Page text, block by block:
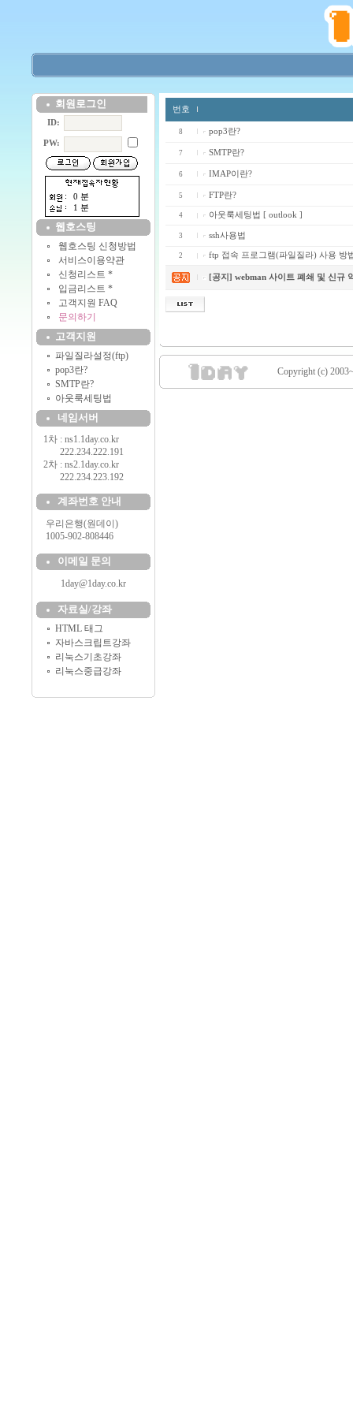
회원로그인
ID:
PW:
0 분
1 분
웹호스팅
웹호스팅 신청방법
서비스이용약관
신청리스트 *
입금리스트 *
고객지원 FAQ
문의하기
고객지원
파일질라설정(ftp)
pop3란?
SMTP란?
아웃룩세팅법
네임서버
1차 : ns1.1day.co.kr
222.234.222.191
2차 : ns2.1day.co.kr
222.234.223.192
계좌번호 안내
우리은행(원데이)
1005-902-808446
이메일 문의
1day@1day.co.kr
자료실/강좌
HTML 태그
자바스크립트강좌
리눅스기초강좌
리눅스중급강좌
번호
8 pop3란?
7 SMTP란?
6 IMAP이란?
5 FTP란?
4 아웃룩세팅법 [ outlook ]
3 ssh사용법
2 ftp 접속 프로그램(파일질라) 사용 방
[공지] webman 사이트 폐쇄 및 신규
Copyright (c)